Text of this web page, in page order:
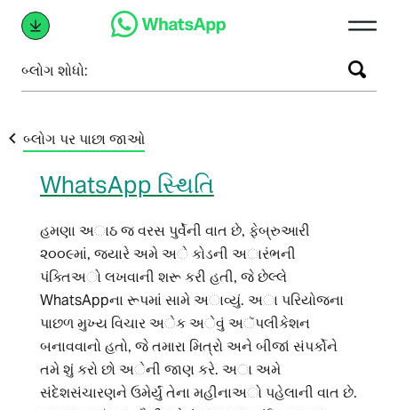
બ્લોગ શોધો:
બ્લોગ પર પાછા જાઓ
WhatsApp સ્થિતિ
હમણા અાઠ જ વરસ પુર્વેની વાત છે, ફેબ્રુઆરી
૨૦૦૯માં, જ્યારે અમે અે કોડની અારંભની
પંક્તિઅો લખવાની શરૂ કરી હતી, જે છેલ્લે
WhatsAppના રૂપમાં સામે અાવ્યું. અા પરિયોજના
પાછળ મુખ્ય વિચાર અેક અેવું અૅપલીકેશન
બનાવવાનો હતો, જે તમારા મિત્રો અને બીજાં સંપર્કોને
તમે શું કરો છો અેની જાણ કરે. અા અમે
સંદેશસંચારણને ઉમેર્યું તેના મહીનાઅો પહેલાની વાત છે.